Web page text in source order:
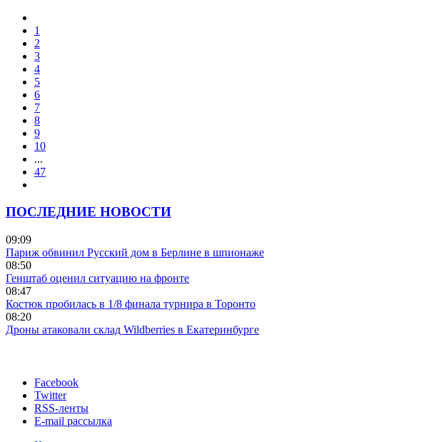
1
2
3
4
5
6
7
8
9
10
...
47
ПОСЛЕДНИЕ НОВОСТИ
09:09
Париж обвинил Русский дом в Берлине в шпионаже
08:50
Генштаб оценил ситуацию на фронте
08:47
Костюк пробилась в 1/8 финала турнира в Торонто
08:20
Дроны атаковали склад Wildberries в Екатеринбурге
Facebook
Twitter
RSS-ленты
E-mail рассылка